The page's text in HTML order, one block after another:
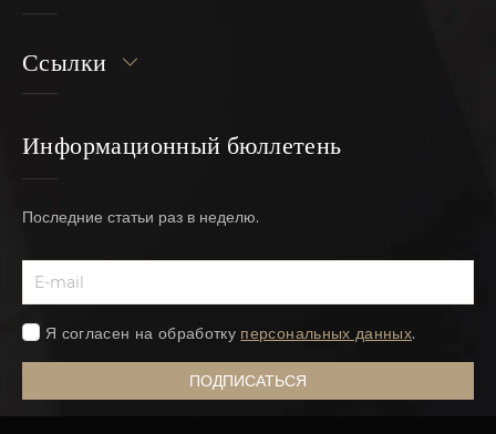
Ссылки
Информационный бюллетень
Последние статьи раз в неделю.
Я согласен на обработку персональных данных.
ПОДПИСАТЬСЯ